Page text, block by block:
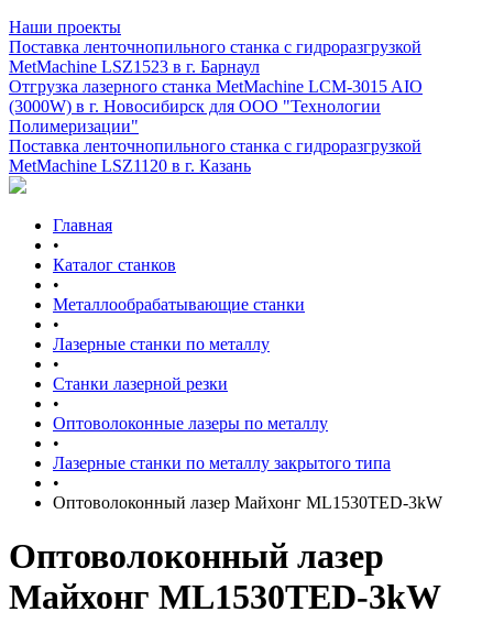
Наши проекты
Поставка ленточнопильного станка c гидроразгрузкой
MetMachine LSZ1523 в г. Барнаул
Отгрузка лазерного станка MetMachine LCM-3015 AIO
(3000W) в г. Новосибирск для ООО "Технологии
Полимеризации"
Поставка ленточнопильного станка c гидроразгрузкой
MetMachine LSZ1120 в г. Казань
Главная
•
Каталог станков
•
Металлообрабатывающие станки
•
Лазерные станки по металлу
•
Станки лазерной резки
•
Оптоволоконные лазеры по металлу
•
Лазерные станки по металлу закрытого типа
•
Оптоволоконный лазер Майхонг МL1530TED-3kW
Оптоволоконный лазер
Майхонг МL1530TED-3kW